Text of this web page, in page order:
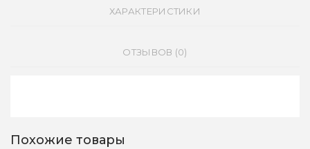
ХАРАКТЕРИСТИКИ
ОТЗЫВОВ (0)
Похожие товары